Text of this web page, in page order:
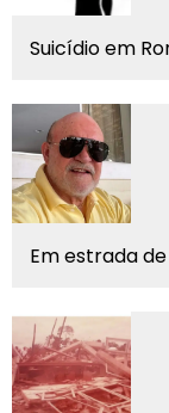
Suicídio em
Em estrada